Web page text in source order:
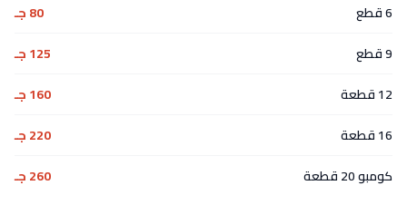
6 قطع
80 جـ
9 قطع
125 جـ
12 قطعة
160 جـ
16 قطعة
220 جـ
كومبو 20 قطعة
260 جـ